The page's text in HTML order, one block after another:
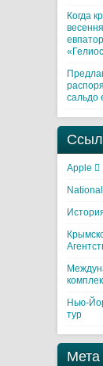
Когда
сальдо
Apple 
Нью-
тур
Мета